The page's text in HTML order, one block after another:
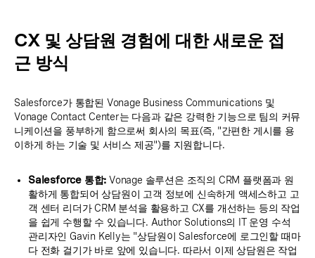
CX 및 상담원 경험에 대한 새로운 접
근 방식
Salesforce가 통합된 Vonage Business Communications 및
Vonage Contact Center는 다음과 같은 강력한 기능으로 팀의 커뮤
니케이션을 풍부하게 함으로써 회사의 목표(즉, "간편한 게시를 용
이하게 하는 기술 및 서비스 제공")를 지원합니다.
Salesforce 통합: Vonage 솔루션은 조직의 CRM 플랫폼과 원
활하게 통합되어 상담원이 고객 정보에 신속하게 액세스하고 고
객 센터 리더가 CRM 분석을 활용하고 CX를 개선하는 등의 작업
을 쉽게 수행할 수 있습니다. Author Solutions의 IT 운영 수석
관리자인 Gavin Kelly는 "상담원이 Salesforce에 로그인할 때마
다 전화 걸기가 바로 앞에 있습니다. 따라서 이제 상담원은 작업